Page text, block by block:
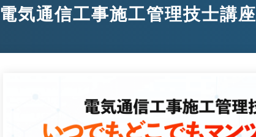
電気通信工事施工管理技士講座